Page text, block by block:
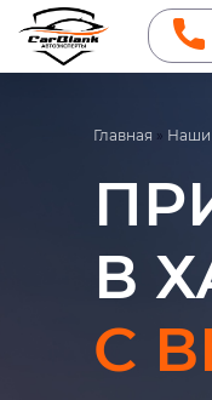
Главная » Наши
В
С